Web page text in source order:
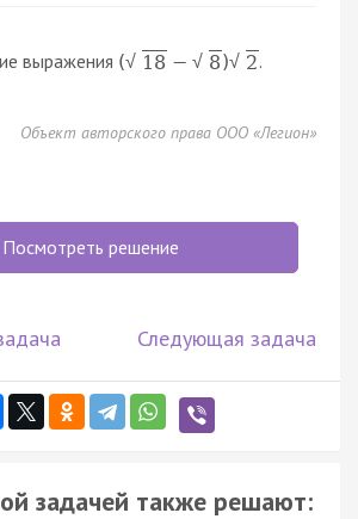
выражения (√ 18 − √ 8)√ 2.
Объект авторского права ООО «Легион»
Посмотреть решение
Следующая задача
задачей также решают: